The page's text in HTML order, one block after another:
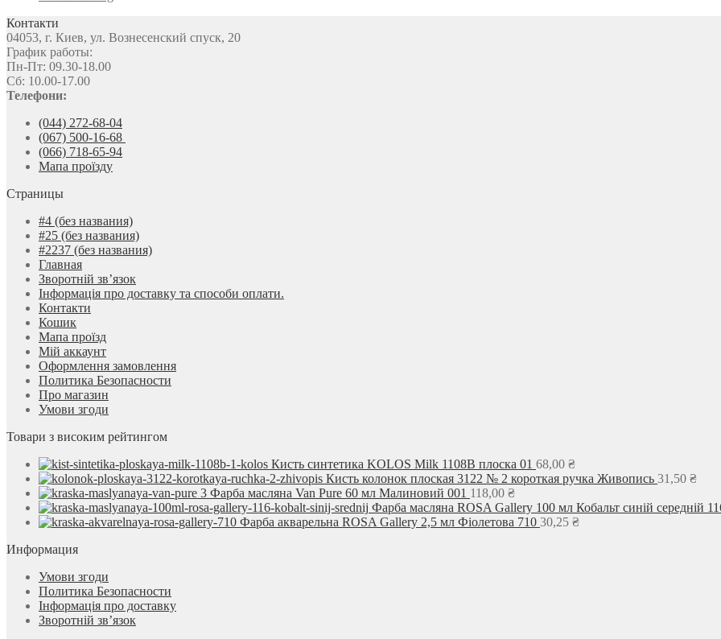
Контакти
04053, г. Киев, ул. Вознесенский спуск, 20
График работы:
Пн-Пт: 09.30-18.00
Сб: 10.00-17.00
Телефони:
(044) 272-68-04
(067) 500-16-68
(066) 718-65-94
Мапа проїзду
Страницы
#4 (без названия)
#25 (без названия)
#2237 (без названия)
Главная
Зворотній зв’язок
Інформація про доставку та способи оплати.
Контакти
Кошик
Мапа проїзд
Мій аккаунт
Оформлення замовлення
Политика Безопасности
Про магазин
Умови згоди
Товари з високим рейтингом
Кисть синтетика KOLOS Milk 1108B плоска 01 68,00 ₴
Кисть колонок плоская 3122 № 2 короткая ручка Живопись 31,50 ₴
Фарба масляна Van Pure 60 мл Малиновий 001 118,00 ₴
Фарба масляна ROSA Gallery 100 мл Кобальт синій середній
Фарба акварельна ROSA Gallery 2,5 мл Фіолетова 710 30,25 ₴
Информация
Умови згоди
Политика Безопасности
Інформація про доставку
Зворотній зв’язок